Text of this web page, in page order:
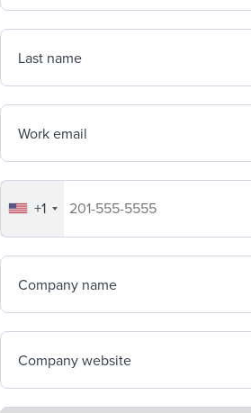
Last name
Work email
Your company's phone number
+1
Company name
Company website